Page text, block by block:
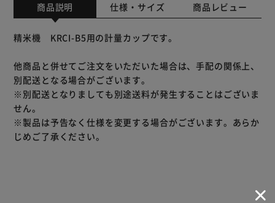
商品説明 仕様・サイズ 商品レビュー
精米機 KRCI-B5用の計量カップです。
他商品と併せてご注文をいただいた場合は、手配の関係上、
別配送となる場合がございます。
※別配送となりましても別途送料が発生することはございま
せん。
※製品は予告なく仕様を変更する場合がございます。あらか
じめご了承ください。